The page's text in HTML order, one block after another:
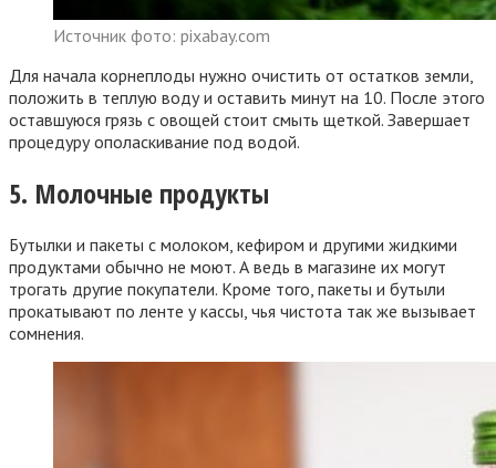
Источник фото: pixabay.com
Для начала корнеплоды нужно очистить от остатков земли,
положить в теплую воду и оставить минут на 10. После этого
оставшуюся грязь с овощей стоит смыть щеткой. Завершает
процедуру ополаскивание под водой.
5. Молочные продукты
Бутылки и пакеты с молоком, кефиром и другими жидкими
продуктами обычно не моют. А ведь в магазине их могут
трогать другие покупатели. Кроме того, пакеты и бутыли
прокатывают по ленте у кассы, чья чистота так же вызывает
сомнения.